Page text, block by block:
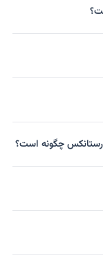
رستانکس چگونه است؟